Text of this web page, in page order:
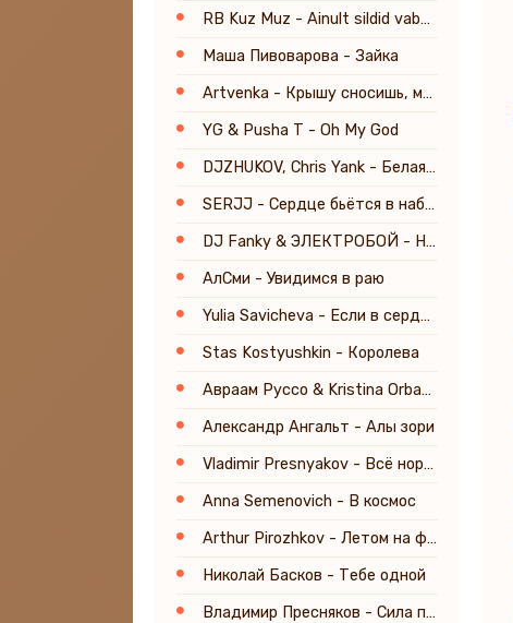
RB Kuz Muz - Ainult sildid vabariik
Маша Пивоварова - Зайка
Artvenka - Крышу сносишь, милок
YG & Pusha T - Oh My God
DJZHUKOV, Chris Yank - Белая ночь
SERJJ - Сердце бьётся в набат
DJ Fanky & ЭЛЕКТРОБОЙ - Не бойся ночи, я с тобой
АлСми - Увидимся в раю
Yulia Savicheva - Если в сердце живёт любовь
Stas Kostyushkin - Королева
Авраам Руссо & Kristina Orbakaitė - Просто любить тебя
Александр Ангальт - Алы зори
Vladimir Presnyakov - Всё нормально
Anna Semenovich - В космос
Arthur Pirozhkov - Летом на фиесте
Николай Басков - Тебе одной
Владимир Пресняков - Сила притяжения